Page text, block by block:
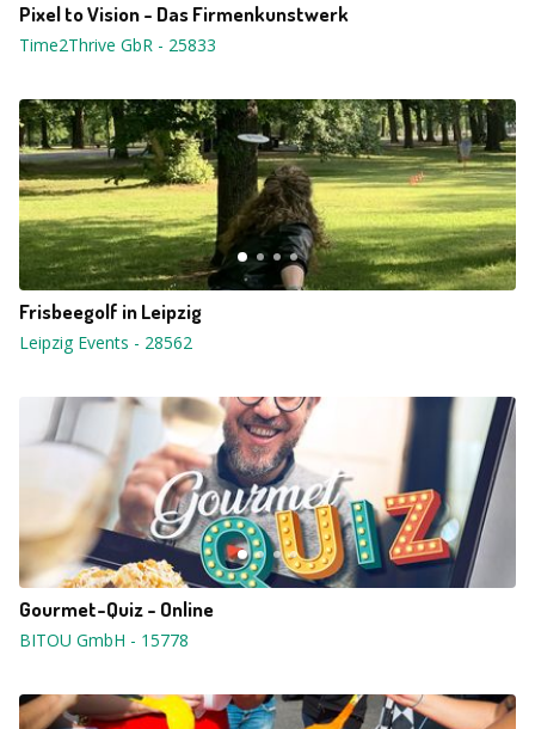
Pixel to Vision - Das Firmenkunstwerk
Time2Thrive GbR - 25833
Frisbeegolf in Leipzig
Leipzig Events - 28562
Gourmet-Quiz - Online
BITOU GmbH - 15778